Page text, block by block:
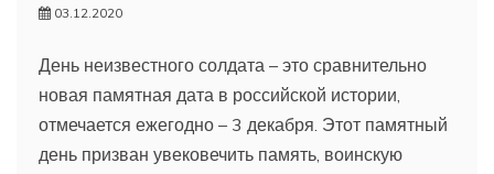
03.12.2020
День неизвестного солдата – это сравнительно
новая памятная дата в российской истории,
отмечается ежегодно – 3 декабря. Этот памятный
день призван увековечить память, воинскую